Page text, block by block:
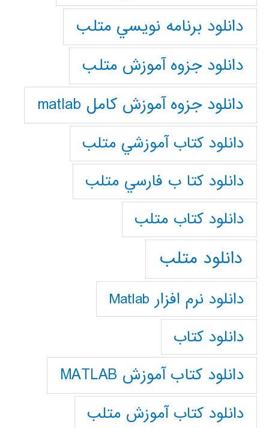
دانلود برنامه نويسي متلب
دانلود جزوه آموزش متلب
دانلود جزوه آموزش کامل matlab
دانلود كتاب آموزشي متلب
دانلود كتا ب فارسي متلب
دانلود كتاب متلب
دانلود متلب
دانلود نرم افزار Matlab
دانلود کتاب
دانلود کتاب آموزش MATLAB
دانلود کتاب آموزش متلب